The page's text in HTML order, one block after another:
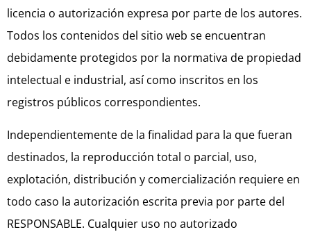
licencia o autorización expresa por parte de los autores.
Todos los contenidos del sitio web se encuentran
debidamente protegidos por la normativa de propiedad
intelectual e industrial, así como inscritos en los
registros públicos correspondientes.
Independientemente de la finalidad para la que fueran
destinados, la reproducción total o parcial, uso,
explotación, distribución y comercialización requiere en
todo caso la autorización escrita previa por parte del
RESPONSABLE. Cualquier uso no autorizado